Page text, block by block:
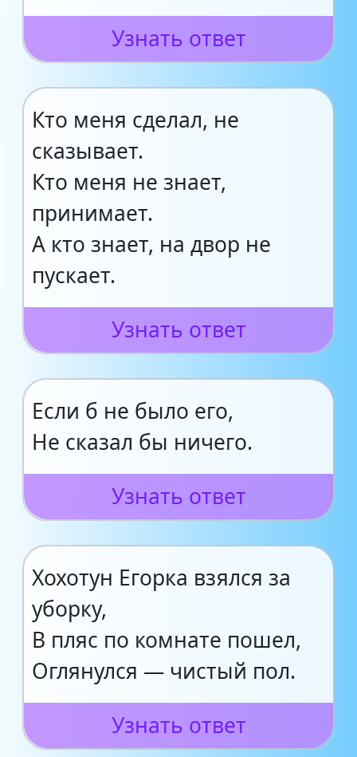
Узнать ответ
Кто меня сделал, не
сказывает.
Кто меня не знает,
принимает.
А кто знает, на двор не
пускает.
Узнать ответ
Если б не было его,
Не сказал бы ничего.
Узнать ответ
Хохотун Егорка взялся за
уборку,
В пляс по комнате пошел,
Оглянулся — чистый пол.
Узнать ответ